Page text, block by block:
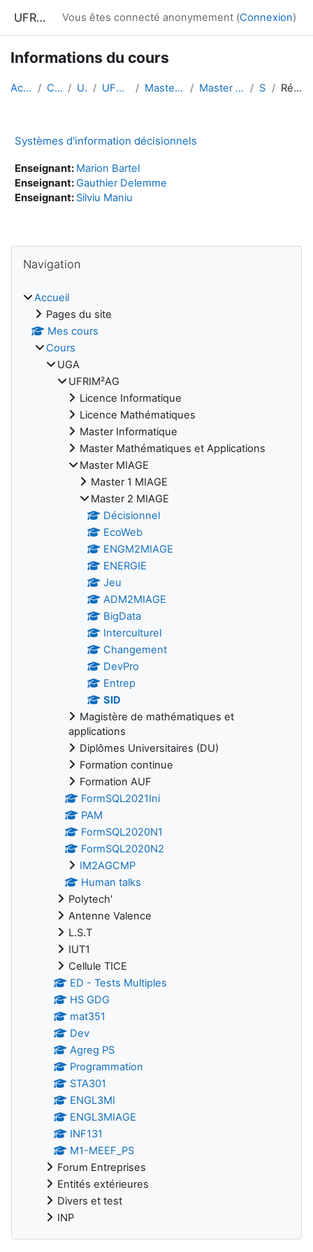
UFRIM²AG : Moodle Vous êtes connecté anonymement (Connexion)
Informations du cours
Accueil Cours UGA UFRIM²AG Master MIAGE Master 2 MIAGE SID Résumé
Systèmes d'information décisionnels
Enseignant: Marion Bartel
Enseignant:Gauthier Delemme
Enseignant: Silviu Maniu
Blocs
Navigation
Accueil
Pages du site
Mes cours
Cours
UGA
UFRIM²AG
Licence Informatique
Licence Mathématiques
Master Informatique
Master Mathématiques et Applications
Master MIAGE
Master 1 MIAGE
Master 2 MIAGE
Décisionnel
EcoWeb
ENGM2MIAGE
ENERGIE
Jeu
ADM2MIAGE
BigData
Interculturel
Changement
DevPro
Entrep
SID
Magistère de mathématiques et
applications
Diplômes Universitaires (DU)
Formation continue
Formation AUF
FormSQL2021Ini
PAM
FormSQL2020N1
FormSQL2020N2
IM2AGCMP
Human talks
Polytech'
Antenne Valence
L.S.T
IUT1
Cellule TICE
ED - Tests Multiples
HS GDG
mat351
Dev
Agreg PS
Programmation
STA301
ENGL3MI
ENGL3MIAGE
INF131
M1-MEEF_PS
Forum Entreprises
Entités extérieures
Divers et test
INP